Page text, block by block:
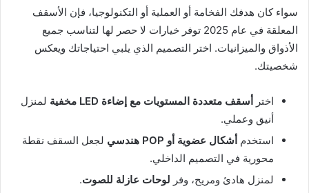
سواء كان هدفك الفخامة أو العملية أو التكنولوجيا، فإن الأسقف
المعلقة في عام 2025 توفر خيارات لا حصر لها لتناسب جميع
الأذواق والميزانيات. اختر التصميم الذي يلبي احتياجاتك ويعكس
شخصيتك.
اختر أسقف متعددة المستويات مع إضاءة LED مخفية
لمنزل
أنيق وعملي.
استخدم أشكال عضوية أو POP هندسي
لجعل السقف نقطة
محورية في التصميم الداخلي.
لمنزل هادئ ومريح، وفر لوحات عازلة للصوت.